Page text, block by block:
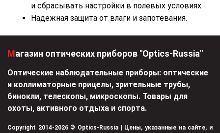
и сбрасывать настройки в полевых условиях.
Надежная защита от влаги и запотевания.
Магазин оптических приборов "Optics-Russia"
Оптические наблюдательные приборы: оптические
и коллиматорные прицелы, зрительные трубы,
бинокли, телескопы, микроскопы. Товары для
охоты, активного отдыха и спорта.
Copyright 2014-2026 © Optics-Russia | Цены, указанные на сайте, и